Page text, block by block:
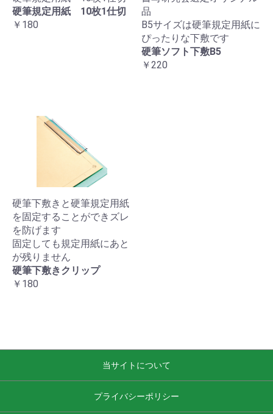
硬筆規定用紙 10枚1仕切
￥180
品
B5サイズは硬筆規定用紙に
ぴったりな下敷です
硬筆ソフト下敷B5
￥220
硬筆下敷きと硬筆規定用紙
を固定することができズレ
を防げます
固定しても規定用紙にあと
が残りません
硬筆下敷きクリップ
￥180
当サイトについて
プライバシーポリシー